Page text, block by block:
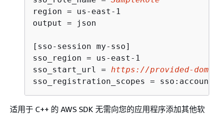
region = us-east-1
output = json
[sso-session my-sso]
sso_region = us-east-1
sso_start_url = https://provided-
sso_registration_scopes =
适用于 C++ 的 AWS SDK 无需向您的应用程序添加其他软